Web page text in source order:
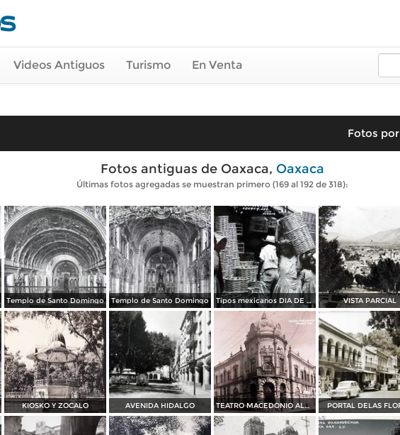
Videos Antiguos Turismo En Venta
Fotos
Fotos antiguas de Oaxaca, Oaxaca
Últimas fotos agregadas se muestran primero (169 al 192 de 318):
Templo de Santo Domingo Templo de Santo Domingo Tipos mexicanos DIA DE MERCADO VISTA PARCIAL
KIOSKO Y ZOCALO AVENIDA HIDALGO TEATRO MACEDONIO ALCALA PORTAL DELAS